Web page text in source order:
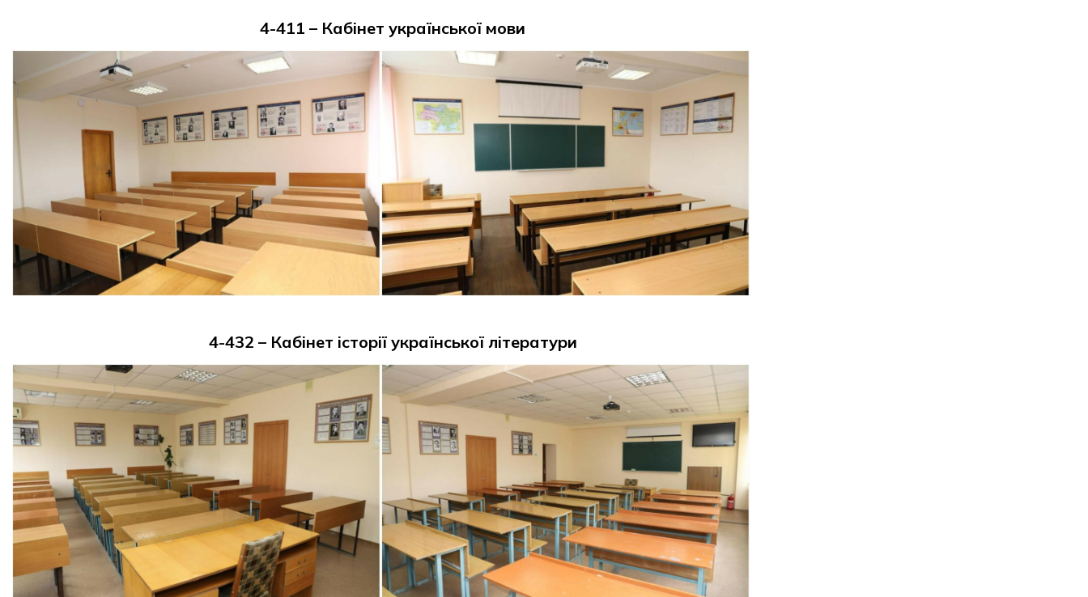
4-411 – Кабінет української мови
4-432 – Кабінет історії української літератури